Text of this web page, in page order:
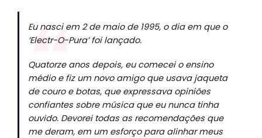
Eu nasci em 2 de maio de 1995, o dia em que o
‘Electr-O-Pura’ foi lançado.
Quatorze anos depois, eu comecei o ensino
médio e fiz um novo amigo que usava jaqueta
de couro e botas, que expressava opiniões
confiantes sobre música que eu nunca tinha
ouvido. Devorei todas as recomendações que
me deram, em um esforço para alinhar meus